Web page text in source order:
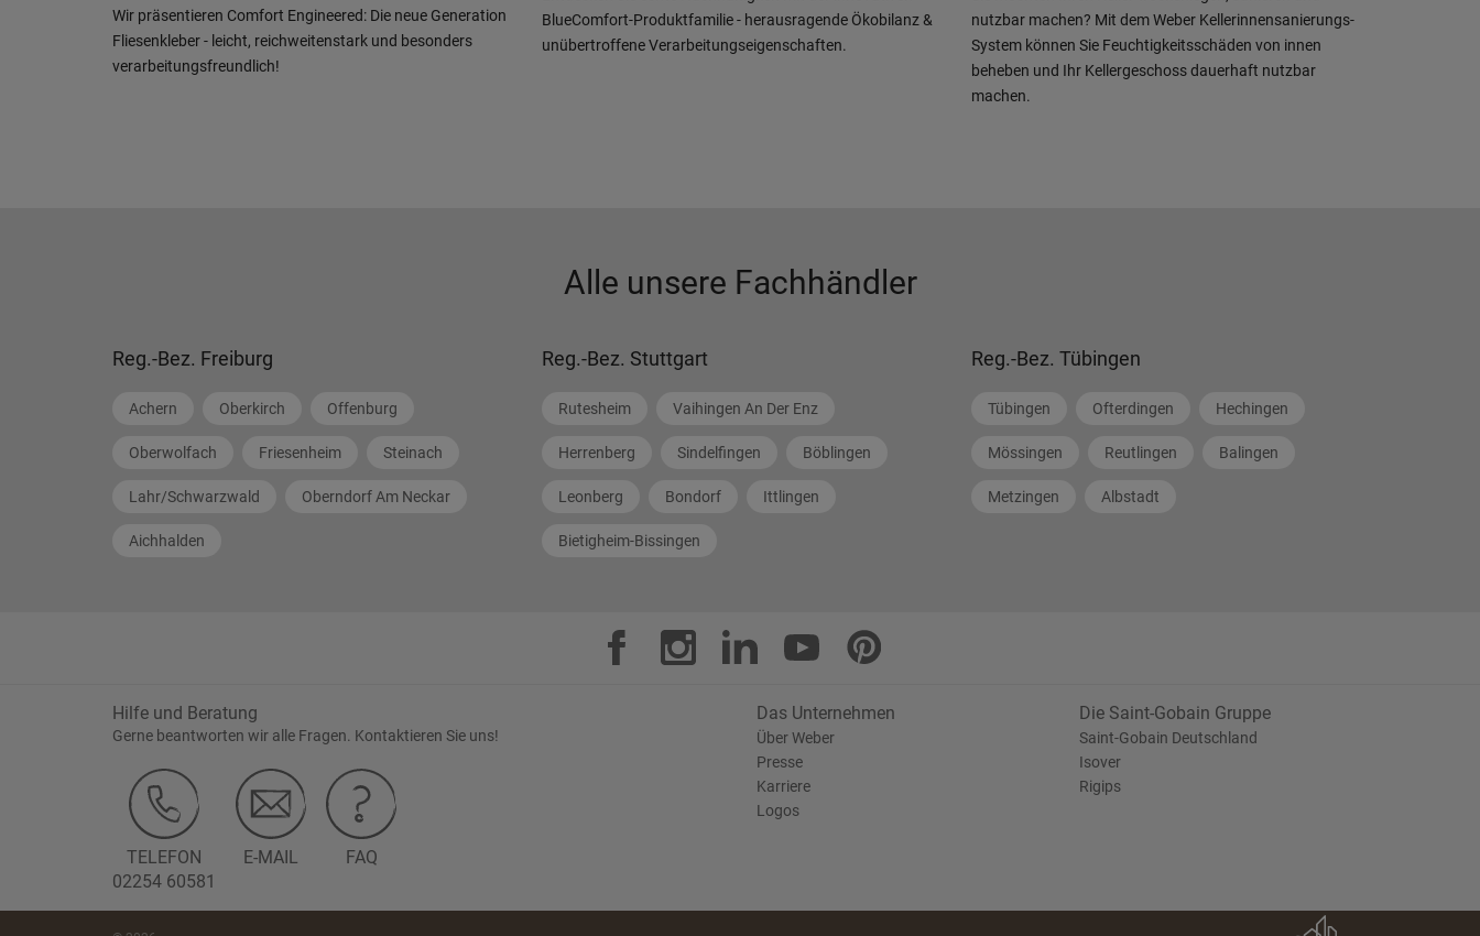
Wir präsentieren Comfort Engineered: Die neue Generation
Fliesenkleber - leicht, reichweitenstark und besonders
verarbeitungsfreundlich!
BlueComfort-Produktfamilie - herausragende Ökobilanz &
unübertroffene Verarbeitungseigenschaften.
nutzbar machen? Mit dem Weber Kellerinnensanierungs-
System können Sie Feuchtigkeitsschäden von innen
beheben und Ihr Kellergeschoss dauerhaft nutzbar
machen.
Alle unsere Fachhändler
Reg.-Bez. Freiburg
Achern Oberkirch Offenburg
Oberwolfach Friesenheim Steinach
Lahr/Schwarzwald Oberndorf Am Neckar
Aichhalden
Reg.-Bez. Stuttgart
Rutesheim Vaihingen An Der Enz
Herrenberg Sindelfingen Böblingen
Leonberg Bondorf Ittlingen
Bietigheim-Bissingen
Reg.-Bez. Tübingen
Tübingen Ofterdingen Hechingen
Mössingen Reutlingen Balingen
Metzingen Albstadt
Hilfe und Beratung
Gerne beantworten wir alle Fragen. Kontaktieren Sie uns!
TELEFON
02254 60581
E-MAIL FAQ
Das Unternehmen
Über Weber
Presse
Karriere
Logos
Die Saint-Gobain Gruppe
Saint-Gobain Deutschland
Isover
Rigips